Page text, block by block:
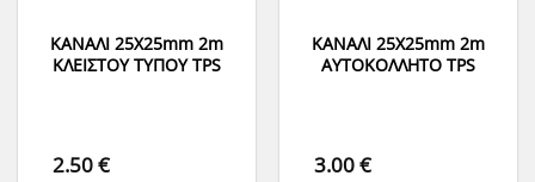
ΚΑΝΑΛΙ 25Χ25mm 2m
ΚΛΕΙΣΤΟΥ ΤΥΠΟΥ TPS
2.50€
ΚΑΝΑΛΙ 25Χ25mm 2m
ΑΥΤΟΚΟΛΛΗΤΟ TPS
3.00€